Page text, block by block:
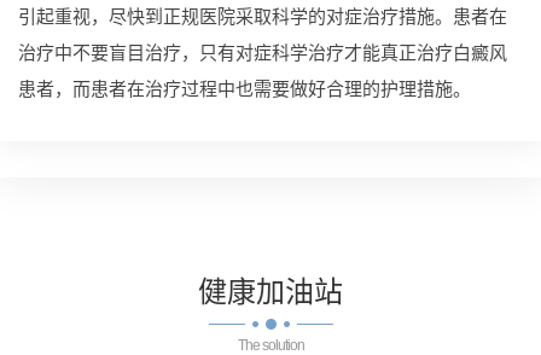
引起重视，尽快到正规医院采取科学的对症治疗措施。患者在
治疗中不要盲目治疗，只有对症科学治疗才能真正治疗白癜风
患者，而患者在治疗过程中也需要做好合理的护理措施。
健康加油站
The solution